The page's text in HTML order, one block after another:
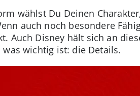
wählst Du Deinen
auch noch besondere
Auch Disney hält sich an
wichtig ist: die Details.